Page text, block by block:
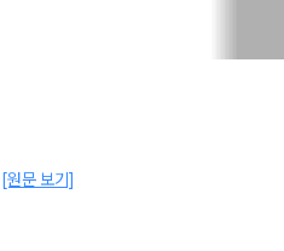
[원문 보기]